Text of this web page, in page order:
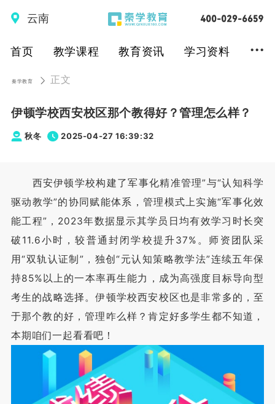
云南
首页 教学课程 教育资讯 学习资料 ...
秦学教育 正文
伊顿学校西安校区那个教得好？管理怎么样？
秋冬 2025-04-27 16:39:32
西安伊顿学校构建了军事化精准管理”与“认知科学
驱动教学”的协同赋能体系，管理模式上实施“军事化效
能工程”，2023年数据显示其学员日均有效学习时长突
破11.6小时，较普通封闭学校提升37%。师资团队采
用“双轨认证制”，独创“元认知策略教学法”连续五年保
持85%以上的一本率再生能力，成为高强度目标导向型
考生的战略选择。伊顿学校西安校区也是非常多的，至
于那个教的好，管理咋么样？肯定好多学生都不知道，
本期咱们一起看看吧！